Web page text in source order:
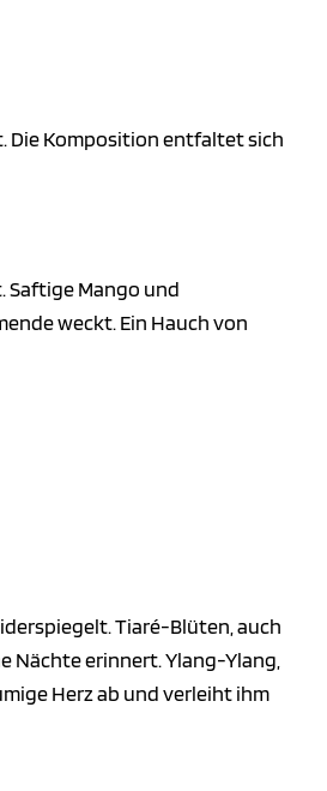
Die Komposition entfaltet sich
Saftige Mango und
weckt. Ein Hauch von
Tiaré-Blüten, auch
erinnert. Ylang-Ylang,
Herz ab und verleiht ihm